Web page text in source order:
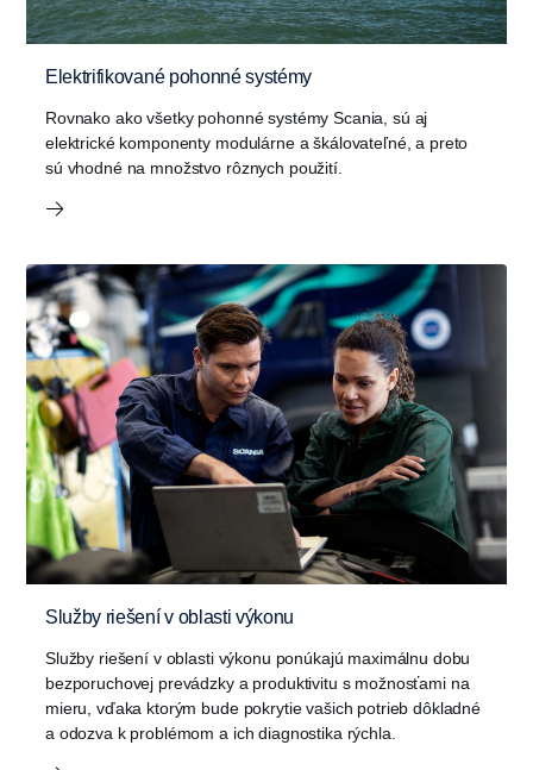
Elektrifikované pohonné systémy
Rovnako ako všetky pohonné systémy Scania, sú aj
elektrické komponenty modulárne a škálovateľné, a preto
sú vhodné na množstvo rôznych použití.
Služby riešení v oblasti výkonu
Služby riešení v oblasti výkonu ponúkajú maximálnu dobu
bezporuchovej prevádzky a produktivitu s možnosťami na
mieru, vďaka ktorým bude pokrytie vašich potrieb dôkladné
a odozva k problémom a ich diagnostika rýchla.